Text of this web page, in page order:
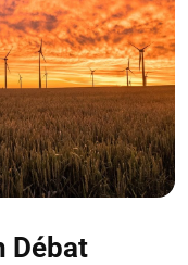
Débat